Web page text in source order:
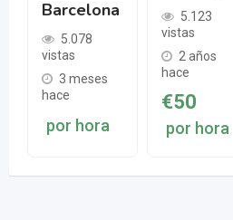
Barcelona
5.078
vistas
3 meses
hace
por hora
5.123
vistas
2 años
hace
€50
por hora